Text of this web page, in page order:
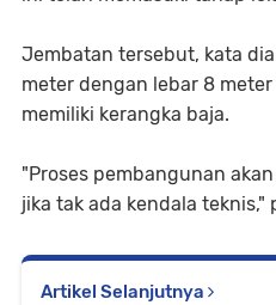
Jembatan tersebut, kata
meter dengan lebar 8
memiliki kerangka baja.
"Proses pembangunan
jika tak ada kendala
Artikel Selanjutnya